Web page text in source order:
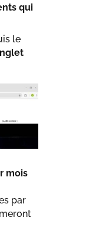
qui
le
mois
par